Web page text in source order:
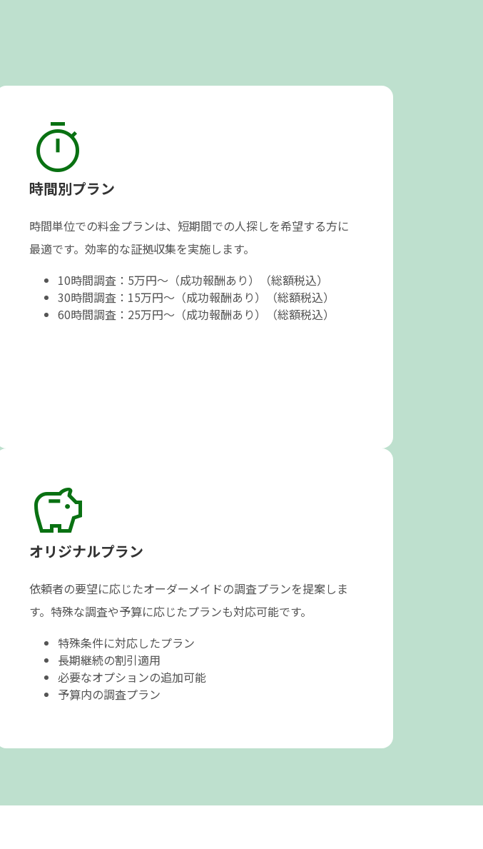
timer
時間別プラン
時間単位での料金プランは、短期間での人探しを希望する方に
最適です。効率的な証拠収集を実施します。
10時間調査：5万円～（成功報酬あり）（総額税込）
30時間調査：15万円～（成功報酬あり）（総額税込）
60時間調査：25万円～（成功報酬あり）（総額税込）
savings
オリジナルプラン
依頼者の要望に応じたオーダーメイドの調査プランを提案しま
す。特殊な調査や予算に応じたプランも対応可能です。
特殊条件に対応したプラン
長期継続の割引適用
必要なオプションの追加可能
予算内の調査プラン